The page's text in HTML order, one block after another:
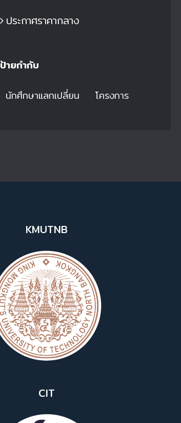
ประกาศราคากลาง
ป้ายกำกับ
นักศึกษาแลกเปลี่ยน โครงการ
KMUTNB
CIT